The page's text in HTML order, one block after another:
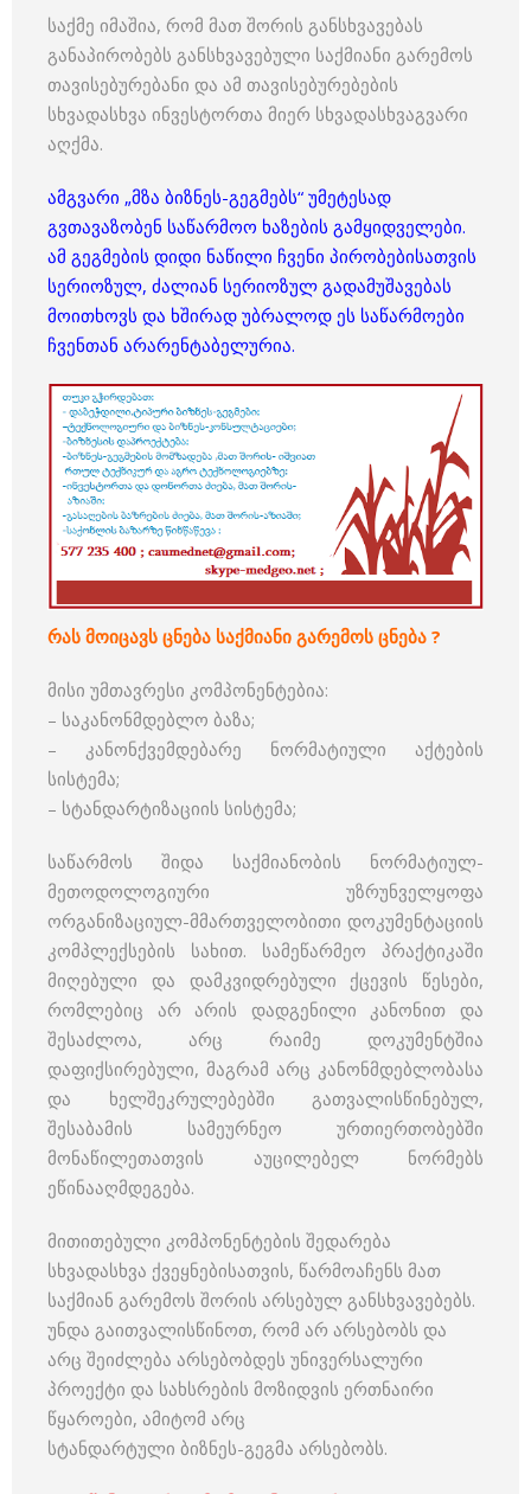
საქმე იმაშია, რომ მათ შორის განსხვავებას
განაპირობებს განსხვავებული საქმიანი გარემოს
თავისებურებანი და ამ თავისებურებების
სხვადასხვა ინვესტორთა მიერ სხვადასხვაგვარი
აღქმა.
ამგვარი „მზა ბიზნეს-გეგმებს“ უმეტესად
გვთავაზობენ საწარმოო ხაზების გამყიდველები.
ამ გეგმების დიდი ნაწილი ჩვენი პირობებისათვის
სერიოზულ, ძალიან სერიოზულ გადამუშავებას
მოითხოვს და ხშირად უბრალოდ ეს საწარმოები
ჩვენთან არარენტაბელურია.
რას მოიცავს ცნება საქმიანი გარემოს ცნება ?
მისი უმთავრესი კომპონენტებია:
– საკანონმდებლო ბაზა;
– კანონქვემდებარე ნორმატიული აქტების
სისტემა;
– სტანდარტიზაციის სისტემა;
საწარმოს შიდა საქმიანობის ნორმატიულ-
მეთოდოლოგიური უზრუნველყოფა
ორგანიზაციულ-მმართველობითი დოკუმენტაციის
კომპლექსების სახით. სამეწარმეო პრაქტიკაში
მიღებული და დამკვიდრებული ქცევის წესები,
რომლებიც არ არის დადგენილი კანონით და
შესაძლოა, არც რაიმე დოკუმენტშია
დაფიქსირებული, მაგრამ არც კანონმდებლობასა
და ხელშეკრულებებში გათვალისწინებულ,
შესაბამის სამეურნეო ურთიერთობებში
მონაწილეთათვის აუცილებელ ნორმებს
ეწინააღმდეგება.
მითითებული კომპონენტების შედარება
სხვადასხვა ქვეყნებისათვის, წარმოაჩენს მათ
საქმიან გარემოს შორის არსებულ განსხვავებებს.
უნდა გაითვალისწინოთ, რომ არ არსებობს და
არც შეიძლება არსებობდეს უნივერსალური
პროექტი და სახსრების მოზიდვის ერთნაირი
წყაროები, ამიტომ არც
სტანდარტული ბიზნეს-გეგმა არსებობს.